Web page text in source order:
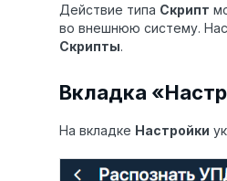
Действие типа Скрипт
во внешнюю систему.
Скрипты.
Вкладка
На вкладке Настройки